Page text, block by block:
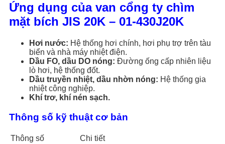
Ứng dụng của van cổng ty chìm
mặt bích JIS 20K – 01-430J20K
Hơi nước: Hệ thống hơi chính, hơi phụ trợ trên tàu
biển và nhà máy nhiệt điện.
Dầu FO, dầu DO nóng: Đường ống cấp nhiên liệu
lò hơi, hệ thống đốt.
Dầu truyền nhiệt, dầu nhờn nóng: Hệ thống gia
nhiệt công nghiệp.
Khí trơ, khí nén sạch.
Thông số kỹ thuật cơ bản
Thông số
Chi tiết